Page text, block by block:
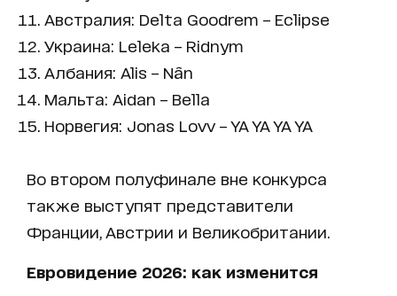
Австралия: Delta Goodrem – Eclipse
Украина: Leleka – Ridnym
Албания: Alis – Nân
Мальта: Aidan – Bella
Норвегия: Jonas Lovv – YA YA YA YA
Во втором полуфинале вне конкурса
также выступят представители
Франции, Австрии и Великобритании.
Евровидение 2026: как изменится